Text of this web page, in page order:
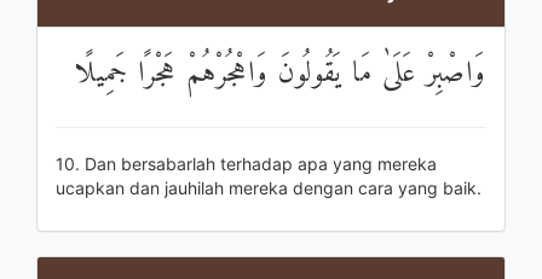
وَاصْبِرْ عَلَىٰ مَا يَقُولُونَ وَاهْجُرْهُمْ هَجْرًا جَمِيلًا
10. Dan bersabarlah terhadap apa yang mereka
ucapkan dan jauhilah mereka dengan cara yang baik.